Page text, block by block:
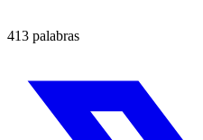
413 palabras